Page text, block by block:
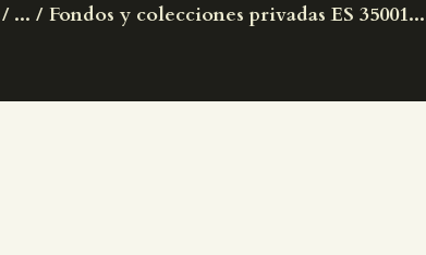
... Fondos y colecciones privadas ES 35001...